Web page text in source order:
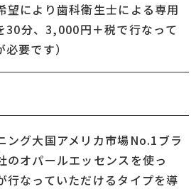
望により歯科衛生士による専用
30分、3,000円＋税で行なって
要です）
ング大国アメリカ市場No.1ブラ
のオパールエッセンスを使っ
行なっていただけるタイプを導